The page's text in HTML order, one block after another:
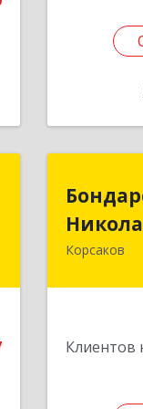
Корсаков
Клиентов